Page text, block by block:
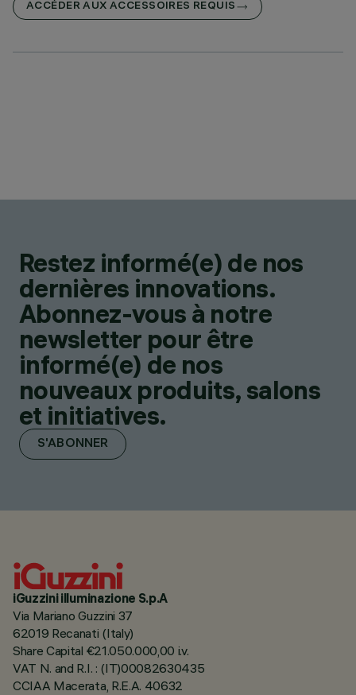
ACCÉDER AUX ACCESSOIRES REQUIS
Restez informé(e) de nos
dernières innovations.
Abonnez-vous à notre
newsletter pour être
informé(e) de nos
nouveaux produits, salons
et initiatives.
S'ABONNER
iGuzzini illuminazione S.p.A
Via Mariano Guzzini 37
62019 Recanati (Italy)
Share Capital €21.050.000,00 i.v.
VAT N. and R.I. : (IT)00082630435
CCIAA Macerata, R.E.A. 40632